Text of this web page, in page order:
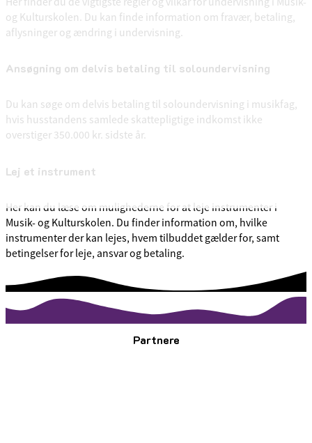
og Kulturskolen. Du kan finde information om fravær, betaling,
aflysninger og ændring i undervisning.
Ansøgning om delvis betaling til soloundervisning
Du kan søge om delvis betaling til soloundervisning i musikfag,
hvis husstandens samlede skattepligtige indkomst ikke
overstiger 350.000 kr. sidste år.
Lej et instrument
Her kan du læse om mulighederne for at leje instrumenter i
Musik- og Kulturskolen. Du finder information om, hvilke
instrumenter der kan lejes, hvem tilbuddet gælder for, samt
betingelser for leje, ansvar og betaling.
Partnere